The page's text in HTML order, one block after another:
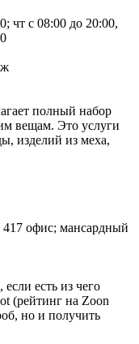
чт с 08:00 до 20:00,
полный набор
вещам. Это услуги
изделий из меха,
417 офис; мансардный
есть из чего
(рейтинг на Zoon
но и получить